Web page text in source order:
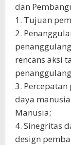
dan
1. Tujuan
2.
rencans aksi
3.
daya
Manusia;
4. Sinegritas
design